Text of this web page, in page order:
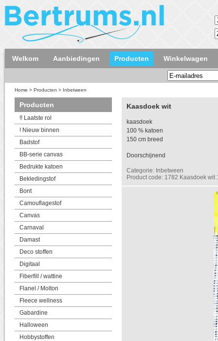
Welkom Aanbiedingen Producten Winkelwagen
Home > Producten > Inbetween
Producten
!! Laatste rol
! Nieuw binnen
Badstof
BB-serie canvas
Bedrukte katoen
Bekledingstof
Bont
Camouflagestof
Canvas
Carnaval
Damast
Deco stoffen
Digitaal
Fiberfill / wattine
Flanel / Molton
Fleece wellness
Gabardine
Halloween
Hobbystoffen
Kaasdoek wit
kaasdoek
100 % katoen
150 cm breed
Doorschijnend
Categorie: Inbetween
Product code: 1782 Kaasdoek wit